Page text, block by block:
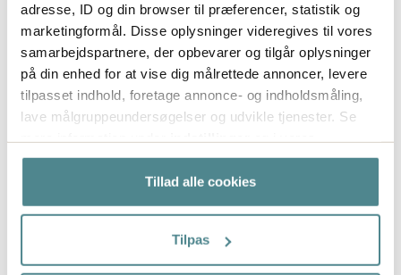
adresse, ID og din browser til præferencer, statistik og
marketingformål. Disse oplysninger videregives til vores
samarbejdspartnere, der opbevarer og tilgår oplysninger
på din enhed for at vise dig målrettede annoncer, levere
tilpasset indhold, foretage annonce- og indholdsmåling,
lave målgruppeundersøgelser og udvikle tjenester. Se
persondatapolitik. Du kan altid trække dit samtykke
tilbage eller ændre indstillinger fra vores
"Cookiedeklaration", eller ved at trykke på "Privacy
Hvis du tillader det, vil vi også gerne:
Tillad alle cookies
Tilpas
Vi giver dig, der ikke har handlet hos os før, en
rabatkode på 20 % af ordreværdien.For at opnå
rabatten skal du taste
rabatkoden WELCOME26når du handler på
webshoppen.
Gælder kun nye kunder hos Boxon
Gælder ikke vores pakkemaskiner
Gælder ikke vores printere
Gælder ikke i kombination med andre rabatter